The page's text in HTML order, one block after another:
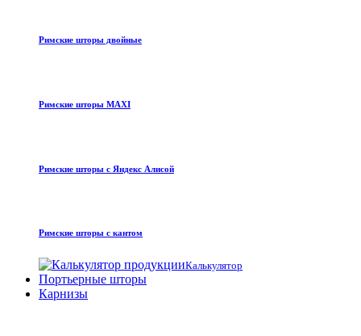
Римские шторы двойные
Римские шторы MAXI
Римские шторы с Яндекс Алисой
Римские шторы с кантом
Калькулятор
Портьерные шторы
Карнизы